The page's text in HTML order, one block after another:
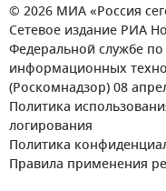
© 2026 МИА «Россия
Сетевое издание РИА
Федеральной службе
информационных
(Роскомнадзор) 08
Политика
логирования
Политика
Правила применения